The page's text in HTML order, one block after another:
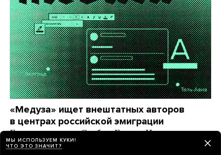
«Медуза» ищет внештатных авторов
в центрах российской эмиграции
Если вы живете в Сербии, Грузии, Израиле
и других странах, где большое русскоязычное
МЫ ИСПОЛЬЗУЕМ КУКИ!
ЧТО ЭТО ЗНАЧИТ?